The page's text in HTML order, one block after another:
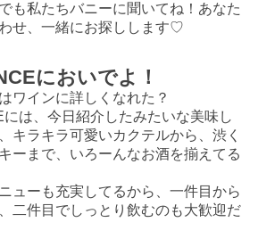
も私たちバニーに聞いてね！あなた
せ、一緒にお探しします♡
においでよ！
ワインに詳しくなれた？
は、今日紹介したみたいな美味し
キラキラ可愛いカクテルから、渋く
ーまで、いろーんなお酒を揃えてる
ューも充実してるから、一件目から
二件目でしっとり飲むのも大歓迎だ